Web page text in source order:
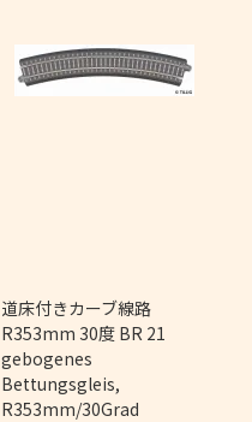
道床付きカーブ線路
R353mm 30度 BR 21
gebogenes
Bettungsgleis,
R353mm/30Grad